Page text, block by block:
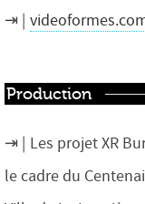
Production
Les projet XR
le cadre du